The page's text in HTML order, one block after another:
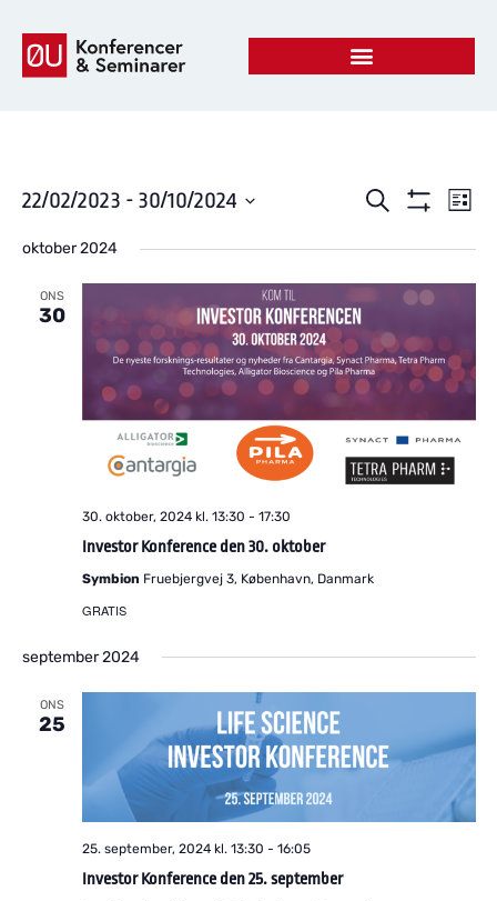
Søgning
og
Søg efter
Liste
22/02/2023 - 30/10/2024
dato.
oktober 2024
ONS
30
30. oktober, 2024 kl. 13:30 - 17:30
Investor Konference den 30. oktober
Symbion Fruebjergvej 3, København, Danmark
GRATIS
september 2024
ONS
25
25. september, 2024 kl. 13:30 - 16:05
Investor Konference den 25. september